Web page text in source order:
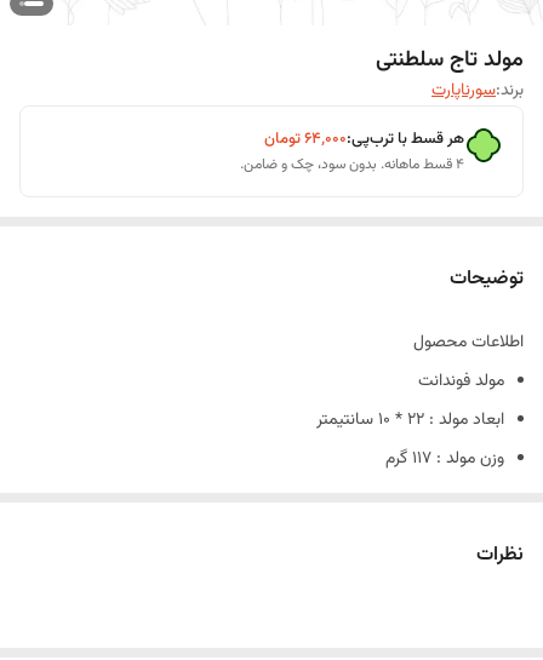
مولد تاج سلطنتی
برند:سورناپارت
هر قسط با ترب‌پی:۶۴٬۰۰۰تومان
۴ قسط ماهانه. بدون سود، چک و ضامن.
توضیحات
اطلاعات محصول
مولد فوندانت
ابعاد مولد : 22 * 10 سانتیمتر
وزن مولد : 117 گرم
نظرات